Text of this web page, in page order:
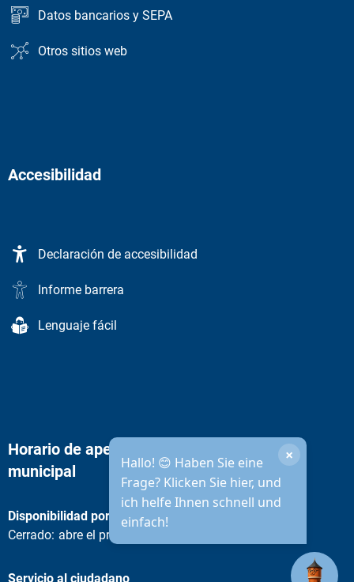
Datos bancarios y SEPA
Otros sitios web
Accesibilidad
Declaración de accesibilidad
Informe barrera
Lenguaje fácil
Hallo! 😊 Haben Sie eine
Frage? Klicken Sie hier, und
ich helfe Ihnen schnell und
einfach!
×
Horario de apertura de la administración
municipal
Disponibilidad por teléfono
Pulse para ocultar otros horarios de apertura o cierre
Cerrado: abre el próximo lunes a las 08:30 horas
Servicio al ciudadano